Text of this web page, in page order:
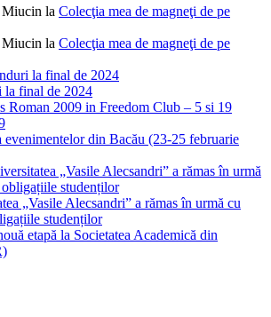
la Colecţia mea de magneţi de pe
la Colecţia mea de magneţi de pe
la final de 2024
la final de 2024
Roman 2009 in Freedom Club – 5 si 19
evenimentelor din Bacău (23-25 februarie
„Vasile Alecsandri” a rămas în urmă
studenților
„Vasile Alecsandri” a rămas în urmă cu
studenților
etapă la Societatea Academică din